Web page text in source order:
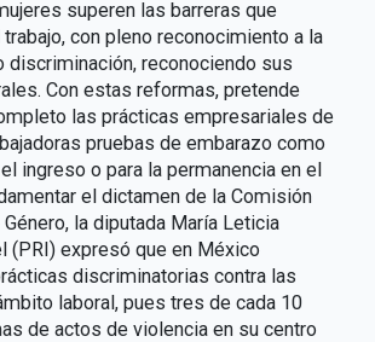
superen las barreras que
con pleno reconocimiento a la
discriminación, reconociendo sus
Con estas reformas, pretende
las prácticas empresariales de
pruebas de embarazo como
ingreso o para la permanencia en el
el dictamen de la Comisión
la diputada María Leticia
(PRI) expresó que en México
discriminatorias contra las
laboral, pues tres de cada 10
de actos de violencia en su centro